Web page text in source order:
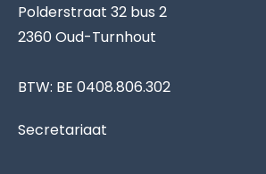
Polderstraat 32 bus 2
2360 Oud-Turnhout
BTW: BE 0408.806.302
Secretariaat